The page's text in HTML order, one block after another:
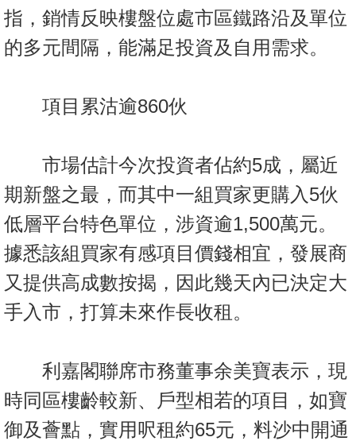
我
們
指，銷情反映樓盤位處市區鐵路沿及單位
的多元間隔，能滿足投資及自用需求。
項目累沽逾860伙
市場估計今次投資者佔約5成，屬近
期新盤之最，而其中一組買家更購入5伙
低層平台特色單位，涉資逾1,500萬元。
據悉該組買家有感項目價錢相宜，發展商
又提供高成數按揭，因此幾天內已決定大
手入市，打算未來作長收租。
利嘉閣聯席市務董事余美寶表示，現
時同區樓齡較新、戶型相若的項目，如寶
御及薈點，實用呎租約65元，料沙中開通